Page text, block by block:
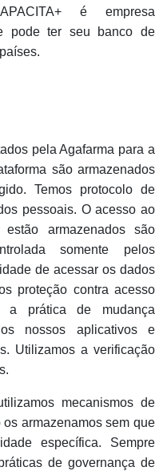
é empresa
pode ter seu banco de
pela Agafarma para a
são armazenados
Temos protocolo de
pessoais. O acesso ao
armazenados são
somente pelos
de acessar os dados
proteção contra acesso
a prática de mudança
nossos aplicativos e
Utilizamos a verificação
mecanismos de
armazenamos sem que
específica. Sempre
de governança de